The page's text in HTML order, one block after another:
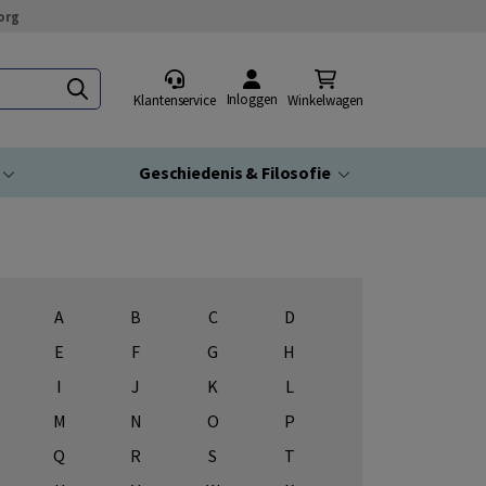
Klantenservice Inloggen Winkelwagen
Geschiedenis & Filosofie
A B C
D
E
F G
H
I
J K
L
M
N O
P
Q
R S
T